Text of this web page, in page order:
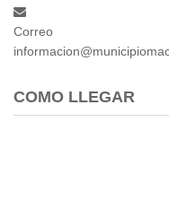
Correo
COMO LLEGAR